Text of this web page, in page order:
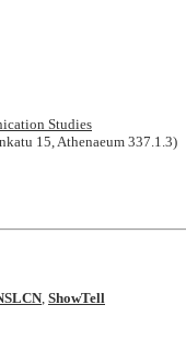
Studies
15, Athenaeum 337.1.3)
, ShowTell